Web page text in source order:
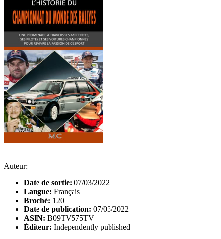
Auteur:
Date de sortie: 07/03/2022
Langue: Français
Broché: 120
Date de publication: 07/03/2022
ASIN: B09TV575TV
Éditeur: Independently published